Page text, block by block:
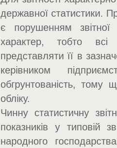
державної статистики.
є порушенням
характер, тобто всі
представляти її в
керівником
обгрунтованість, тому
обліку.
Чинну статистичну
показників у типовій
народного